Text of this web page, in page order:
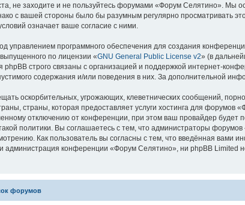
не заходите и не пользуйтесь форумами «Форум Селятино». Мы
с вашей стороны было бы разумным регулярно просматривать
означает ваше согласие с ними.
управлением программного обеспечения для создания
по лицензии «GNU General Public License v2» (в
phpBB строго связаны с организацией и поддержкой интернет-
содержания и/или поведения в них. За дополнительной
оскорбительных, угрожающих, клеветнических сообщений,
страны, которая предоставляет услуги хостинга для
отключению от конференции, при этом ваш провайдер будет
политики. Вы соглашаетесь с тем, что администраторы
Как пользователь вы согласны с тем, что введённая
администрация конференции «Форум Селятино», ни phpBB Limited
форумов